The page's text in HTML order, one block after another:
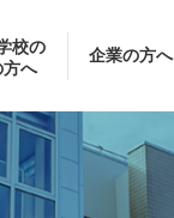
校の
方へ
企業の方へ